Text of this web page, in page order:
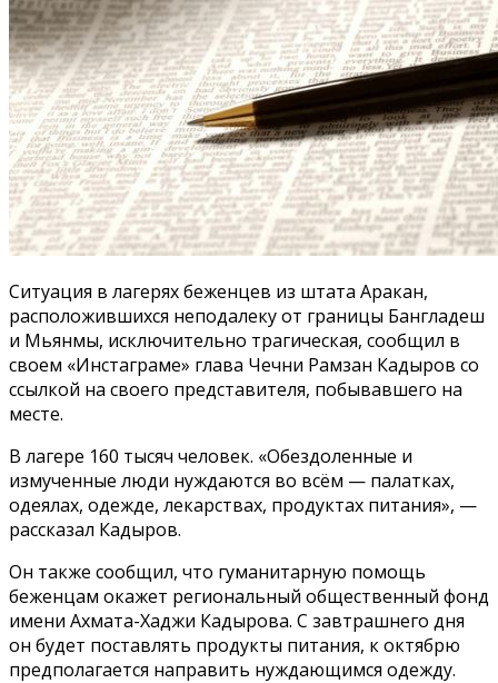
Ситуация в лагерях беженцев из штата Аракан,
расположившихся неподалеку от границы Бангладеш
и Мьянмы, исключительно трагическая, сообщил в
своем «Инстаграме» глава Чечни Рамзан Кадыров со
ссылкой на своего представителя, побывавшего на
месте.
В лагере 160 тысяч человек. «Обездоленные и
измученные люди нуждаются во всём — палатках,
одеялах, одежде, лекарствах, продуктах питания», —
рассказал Кадыров.
Он также сообщил, что гуманитарную помощь
беженцам окажет региональный общественный фонд
имени Ахмата-Хаджи Кадырова. С завтрашнего дня
он будет поставлять продукты питания, к октябрю
предполагается направить нуждающимся одежду.